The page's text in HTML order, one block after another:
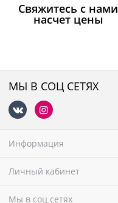
Свяжитесь с нами
насчет цены
МЫ В СОЦ СЕТЯХ
Информация
Личный кабинет
Мы в соц сетях